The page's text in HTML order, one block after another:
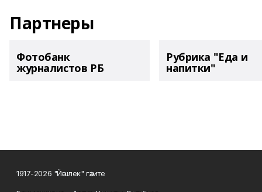
Партнеры
Фотобанк
журналистов РБ
Рубрика "Еда и
напитки"
1917-2026 "Йәшлек" гәзите